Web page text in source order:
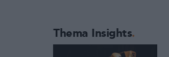
Thema Insights